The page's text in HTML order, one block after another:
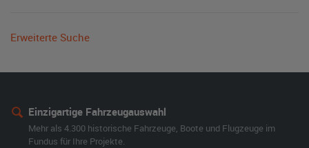
Erweiterte Suche
Einzigartige Fahrzeugauswahl
Mehr als 4.300 historische Fahrzeuge, Boote und Flugzeuge im
Fundus für Ihre Projekte.